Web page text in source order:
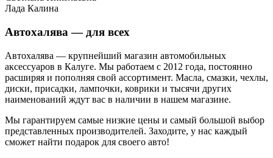
Лада Калина
Автохалява — для всех
Автохалява — крупнейший магазин автомобильных
аксессуаров в Калуге. Мы работаем с 2012 года, постоянно
расширяя и пополняя свой ассортимент. Масла, смазки, чехлы,
диски, присадки, лампочки, коврики и тысячи других
наименований ждут вас в наличии в нашем магазине.
Мы гарантируем самые низкие цены и самый большой выбор
представленных производителей. Заходите, у нас каждый
сможет найти подарок для своего авто!